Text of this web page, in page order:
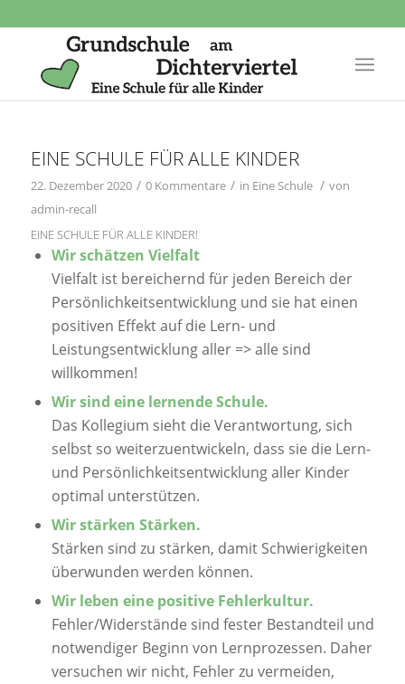
EINE SCHULE FÜR ALLE KINDER
22. Dezember 2020 / 0 Kommentare / in Eine Schule / von
admin-recall
EINE SCHULE FÜR ALLE KINDER!
Wir schätzen Vielfalt
Vielfalt ist bereichernd für jeden Bereich der
Persönlichkeitsentwicklung und sie hat einen
positiven Effekt auf die Lern- und
Leistungsentwicklung aller => alle sind
willkommen!
Wir sind eine lernende Schule.
Das Kollegium sieht die Verantwortung, sich
selbst so weiterzuentwickeln, dass sie die Lern-
und Persönlichkeitsentwicklung aller Kinder
optimal unterstützen.
Wir stärken Stärken.
Stärken sind zu stärken, damit Schwierigkeiten
überwunden werden können.
Wir leben eine positive Fehlerkultur.
Fehler/Widerstände sind fester Bestandteil und
notwendiger Beginn von Lernprozessen. Daher
versuchen wir nicht, Fehler zu vermeiden,